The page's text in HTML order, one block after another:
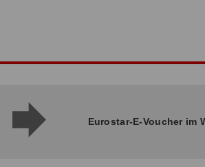
Eurostar-E-Voucher im